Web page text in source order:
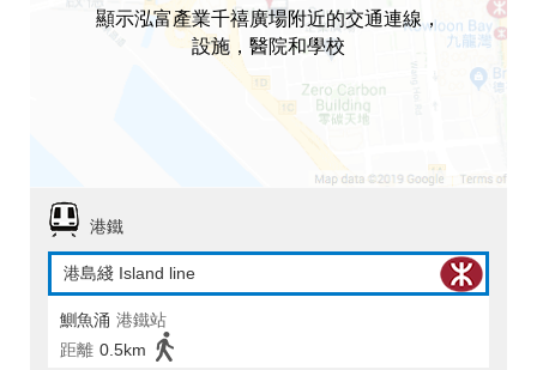
顯示泓富產業千禧廣場附近的交通連線，
設施，醫院和學校
港鐵
港島綫 Island line
鰂魚涌 港鐵站
距離 0.5km